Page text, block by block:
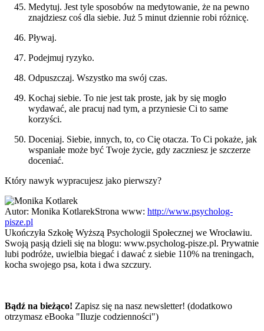
Medytuj. Jest tyle sposobów na medytowanie, że na pewno
znajdziesz coś dla siebie. Już 5 minut dziennie robi różnicę.
Pływaj.
Podejmuj ryzyko.
Odpuszczaj. Wszystko ma swój czas.
Kochaj siebie. To nie jest tak proste, jak by się mogło
wydawać, ale pracuj nad tym, a przyniesie Ci to same
korzyści.
Doceniaj. Siebie, innych, to, co Cię otacza. To Ci pokaże, jak
wspaniałe może być Twoje życie, gdy zaczniesz je szczerze
doceniać.
Który nawyk wypracujesz jako pierwszy?
Autor: Monika KotlarekStrona www: http://www.psycholog-
pisze.pl
Ukończyła Szkołę Wyższą Psychologii Społecznej we Wrocławiu.
Swoją pasją dzieli się na blogu: www.psycholog-pisze.pl. Prywatnie
lubi podróże, uwielbia biegać i dawać z siebie 110% na treningach,
kocha swojego psa, kota i dwa szczury.
Bądź na bieżąco! Zapisz się na nasz newsletter! (dodatkowo
otrzymasz eBooka "Iluzje codzienności")